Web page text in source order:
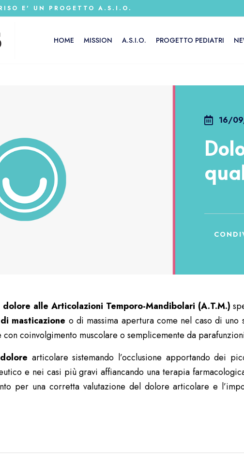
E' UN PROGETTO A.S.I.O.
HOME MISSION A.S.I.O. PROGETTO PEDIATRI
16/
dolore alle Articolazioni Temporo-Mandibolari (A.T.M.)
masticazione o di massima apertura come nel caso di
con coinvolgimento muscolare o semplicemente da
articolare sistemando l’occlusione apportando dei
e nei casi più gravi affiancando una terapia
per una corretta valutazione del dolore articolare e